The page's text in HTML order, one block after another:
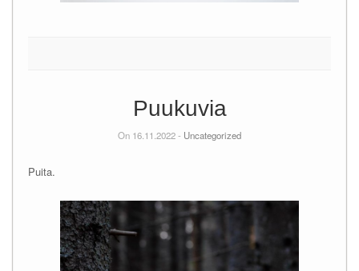
Puukuvia
On 16.11.2022 - Uncategorized
Puita.